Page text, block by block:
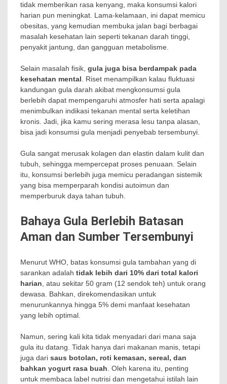
tidak memberikan rasa kenyang, maka konsumsi kalori
harian pun meningkat. Lama-kelamaan, ini dapat memicu
obesitas, yang kemudian membuka jalan bagi berbagai
masalah kesehatan lain seperti tekanan darah tinggi,
penyakit jantung, dan gangguan metabolisme.
Selain masalah fisik, gula juga bisa berdampak pada
kesehatan mental. Riset menampilkan kalau fluktuasi
kandungan gula darah akibat mengkonsumsi gula
berlebih dapat mempengaruhi atmosfer hati serta apalagi
menimbulkan indikasi tekanan mental serta keletihan
kronis. Jadi, jika kamu sering merasa lesu tanpa alasan,
bisa jadi konsumsi gula menjadi penyebab tersembunyi.
Gula sangat merusak kolagen dan elastin dalam kulit dan
tubuh, sehingga mempercepat proses penuaan. Selain
itu, konsumsi berlebih juga memicu peradangan sistemik
yang bisa memperparah kondisi autoimun dan
memperburuk daya tahan tubuh.
Bahaya Gula Berlebih Batasan
Aman dan Sumber Tersembunyi
Menurut WHO, batas konsumsi gula tambahan yang di
sarankan adalah tidak lebih dari 10% dari total kalori
harian, atau sekitar 50 gram (12 sendok teh) untuk orang
dewasa. Bahkan, direkomendasikan untuk
menurunkannya hingga 5% demi manfaat kesehatan
yang lebih optimal.
Namun, sering kali kita tidak menyadari dari mana saja
gula itu datang. Tidak hanya dari makanan manis, tetapi
juga dari saus botolan, roti kemasan, sereal, dan
bahkan yogurt rasa buah. Oleh karena itu, penting
untuk membaca label nutrisi dan mengetahui istilah lain